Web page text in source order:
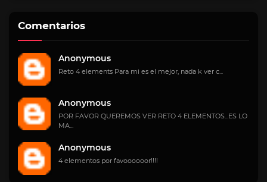
Comentarios
Anonymous
Reto 4 elements Para mi es el mejor, nada k ver c...
Anonymous
POR FAVOR QUEREMOS VER RETO 4 ELEMENTOS...ES LO
MA...
Anonymous
4 elementos por favoooooor!!!!